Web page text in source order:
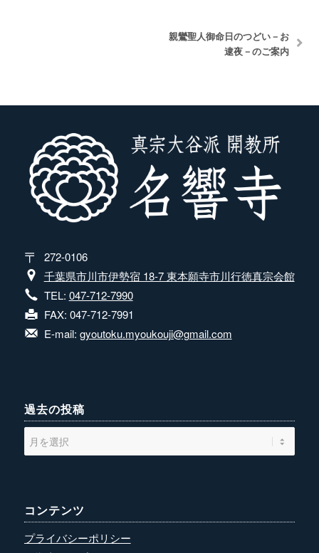
親鸞聖人御命日のつどい－お
逮夜－のご案内
272-0106
千葉県市川市伊勢宿 18-7 東本願寺市川行徳真宗会館
TEL: 047-712-7990
FAX: 047-712-7991
E-mail: gyoutoku.myoukouji@gmail.com
過去の投稿
コンテンツ
プライバシーポリシー